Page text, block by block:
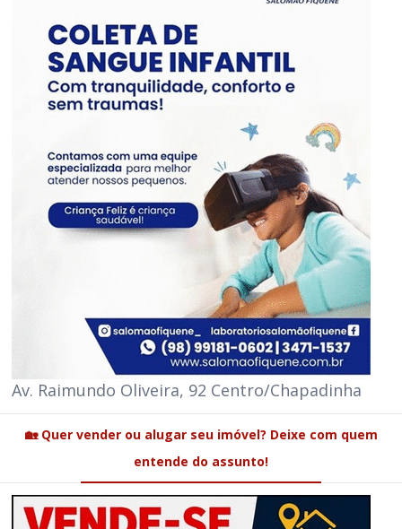
Av. Raimundo Oliveira, 92 Centro/Chapadinha
🏡 Quer vender ou alugar seu imóvel? Deixe com quem
entende do assunto!